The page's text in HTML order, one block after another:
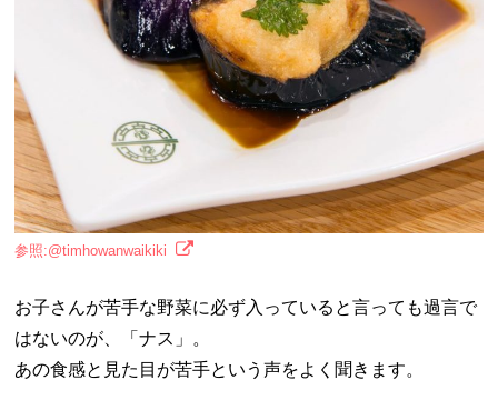
参照:@timhowanwaikiki
お子さんが苦手な野菜に必ず入っていると言っても過言で
はないのが、「ナス」。
あの食感と見た目が苦手という声をよく聞きます。